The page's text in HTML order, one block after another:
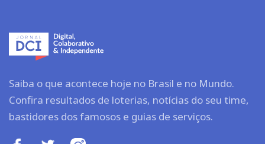
Saiba o que acontece hoje no Brasil e no Mundo.
Confira resultados de loterias, notícias do seu time,
bastidores dos famosos e guias de serviços.